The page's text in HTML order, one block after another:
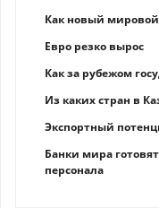
Как новый мировой
Eврo рeзкo вырос
Как за рубежом
Из каких стран в
Экспортный
Банки мира
персонала